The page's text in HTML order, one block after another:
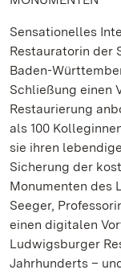
Sensationelles
Restauratorin der
Baden-
Schließung einen
Restaurierung
als 100
sie ihren
Sicherung der
Monumenten des
Seeger,
einen digitalen
Ludwigsburger
Jahrhunderts –